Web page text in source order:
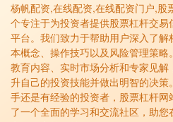
杨帆配资,在线配资,在线配资门户,股
个专注于为投资者提供股票杠杆交易
平台。我们致力于帮助用户深入了解
本概念、操作技巧以及风险管理策略
教育内容、实时市场分析和专家见解
升自己的投资技能并做出明智的决策
手还是有经验的投资者，股票杠杆网
了一个全面的学习和交流社区，助您